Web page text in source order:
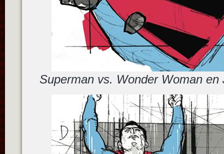
Superman vs. Wonder Woman en